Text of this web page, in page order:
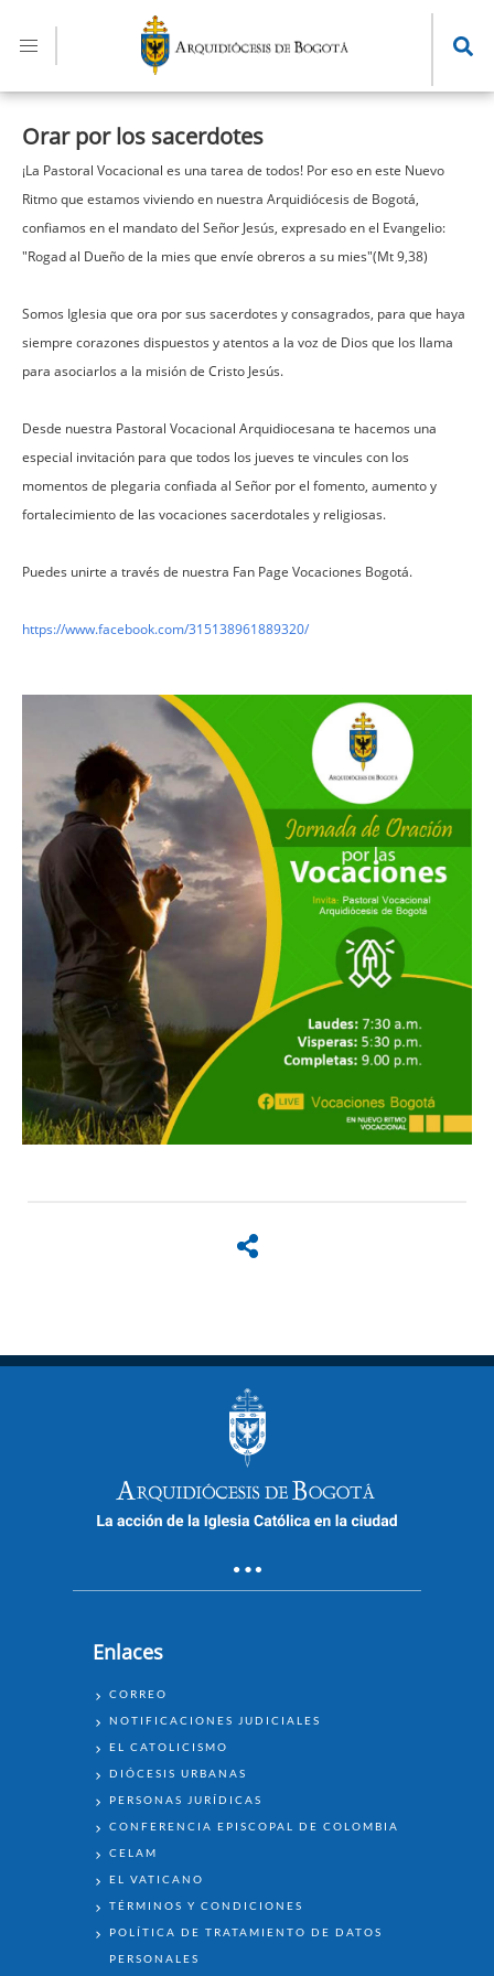
contenido
principal
Orar por los sacerdotes
¡La Pastoral Vocacional es una tarea de todos! Por eso en este Nuevo
Ritmo que estamos viviendo en nuestra Arquidiócesis de Bogotá,
confiamos en el mandato del Señor Jesús, expresado en el Evangelio:
"Rogad al Dueño de la mies que envíe obreros a su mies"(Mt 9,38)
Somos Iglesia que ora por sus sacerdotes y consagrados, para que haya
siempre corazones dispuestos y atentos a la voz de Dios que los llama
para asociarlos a la misión de Cristo Jesús.
Desde nuestra Pastoral Vocacional Arquidiocesana te hacemos una
especial invitación para que todos los jueves te vincules con los
momentos de plegaria confiada al Señor por el fomento, aumento y
fortalecimiento de las vocaciones sacerdotales y religiosas.
Puedes unirte a través de nuestra Fan Page Vocaciones Bogotá.
https://www.facebook.com/315138961889320/
Enlaces
ENLACES
CORREO
NOTIFICACIONES JUDICIALES
EL CATOLICISMO
DIÓCESIS URBANAS
PERSONAS JURÍDICAS
CONFERENCIA EPISCOPAL DE COLOMBIA
CELAM
EL VATICANO
TÉRMINOS Y CONDICIONES
POLÍTICA DE TRATAMIENTO DE DATOS
PERSONALES